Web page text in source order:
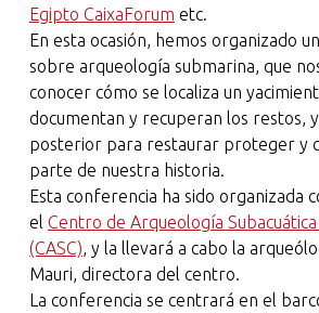
Egipto CaixaForum etc.
En esta ocasión, hemos organizado
sobre arqueología submarina, que
conocer cómo se localiza un
documentan y recuperan los restos,
posterior para restaurar proteger y
parte de nuestra historia.
Esta conferencia ha sido organizada
el Centro de Arqueología
(CASC), y la llevará a cabo la
Mauri, directora del centro.
La conferencia se centrará en el